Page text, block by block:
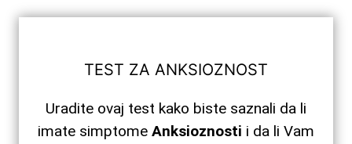
TEST ZA ANKSIOZNOST
Uradite ovaj test kako biste saznali da li
imate simptome Anksioznosti i da li Vam